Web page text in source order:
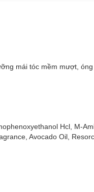
mái tóc mềm mượt,
Hcl, M-
Avocado Oil,